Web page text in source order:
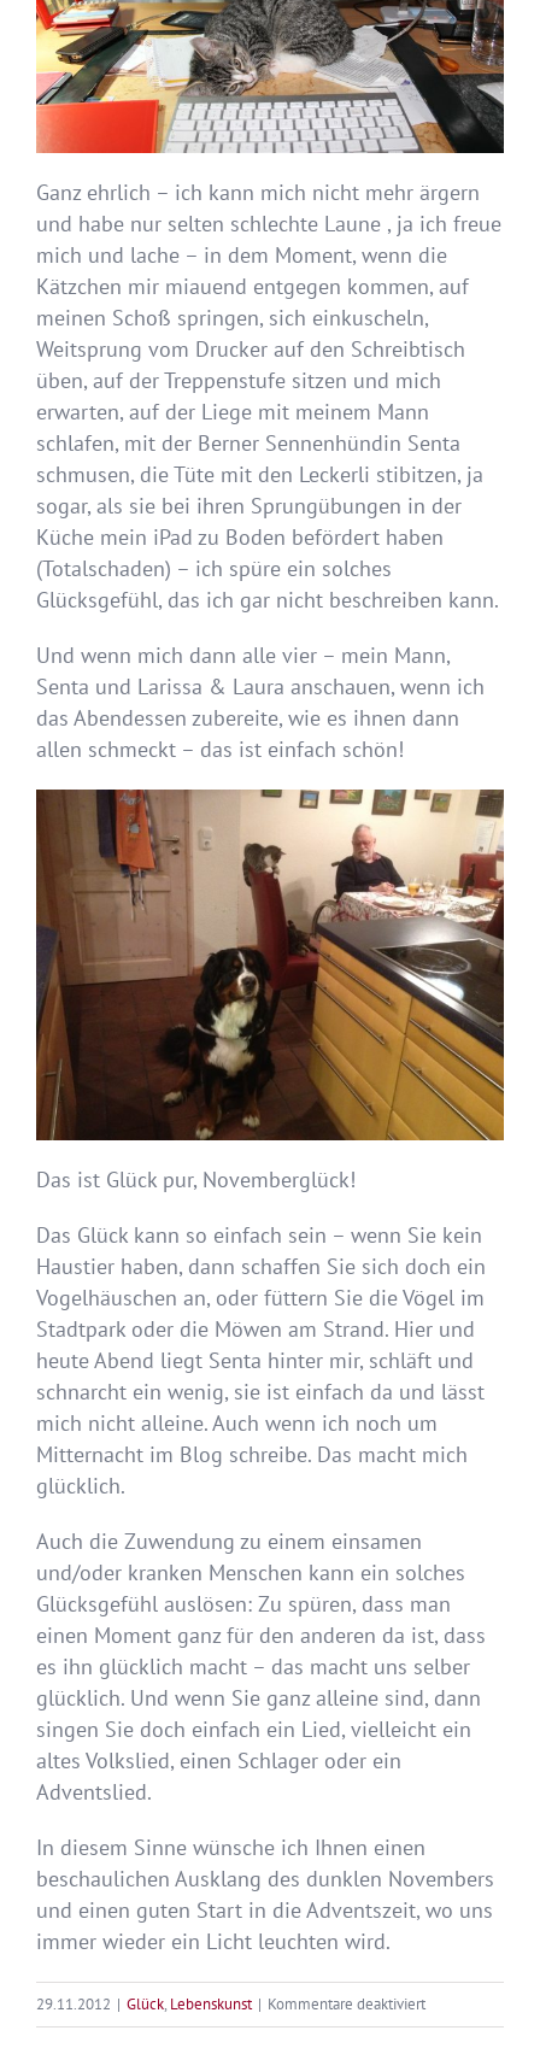
Ganz ehrlich – ich kann mich nicht mehr ärgern
und habe nur selten schlechte Laune , ja ich freue
mich und lache – in dem Moment, wenn die
Kätzchen mir miauend entgegen kommen, auf
meinen Schoß springen, sich einkuscheln,
Weitsprung vom Drucker auf den Schreibtisch
üben, auf der Treppenstufe sitzen und mich
erwarten, auf der Liege mit meinem Mann
schlafen, mit der Berner Sennenhündin Senta
schmusen, die Tüte mit den Leckerli stibitzen, ja
sogar, als sie bei ihren Sprungübungen in der
Küche mein iPad zu Boden befördert haben
(Totalschaden) – ich spüre ein solches
Glücksgefühl, das ich gar nicht beschreiben kann.
Und wenn mich dann alle vier – mein Mann,
Senta und Larissa & Laura anschauen, wenn ich
das Abendessen zubereite, wie es ihnen dann
allen schmeckt – das ist einfach schön!
Das ist Glück pur, Novemberglück!
Das Glück kann so einfach sein – wenn Sie kein
Haustier haben, dann schaffen Sie sich doch ein
Vogelhäuschen an, oder füttern Sie die Vögel im
Stadtpark oder die Möwen am Strand. Hier und
heute Abend liegt Senta hinter mir, schläft und
schnarcht ein wenig, sie ist einfach da und lässt
mich nicht alleine. Auch wenn ich noch um
Mitternacht im Blog schreibe. Das macht mich
glücklich.
Auch die Zuwendung zu einem einsamen
und/oder kranken Menschen kann ein solches
Glücksgefühl auslösen: Zu spüren, dass man
einen Moment ganz für den anderen da ist, dass
es ihn glücklich macht – das macht uns selber
glücklich. Und wenn Sie ganz alleine sind, dann
singen Sie doch einfach ein Lied, vielleicht ein
altes Volkslied, einen Schlager oder ein
Adventslied.
In diesem Sinne wünsche ich Ihnen einen
beschaulichen Ausklang des dunklen Novembers
und einen guten Start in die Adventszeit, wo uns
immer wieder ein Licht leuchten wird.
29.11.2012 | Glück, Lebenskunst | Kommentare deaktiviertfür
November-